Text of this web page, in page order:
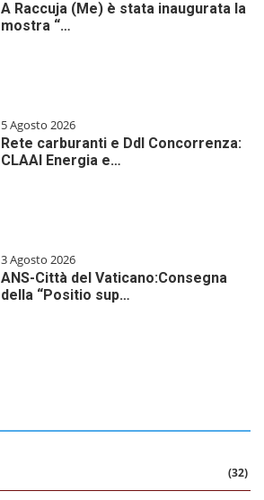
A Raccuja (Me) è stata inaugurata la
mostra “…
5 Agosto 2026
Rete carburanti e Ddl Concorrenza:
CLAAI Energia e…
3 Agosto 2026
ANS-Città del Vaticano:Consegna
della “Positio sup…
(32)